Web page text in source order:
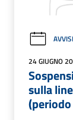
AVVISI
24 GIUGNO
sulla